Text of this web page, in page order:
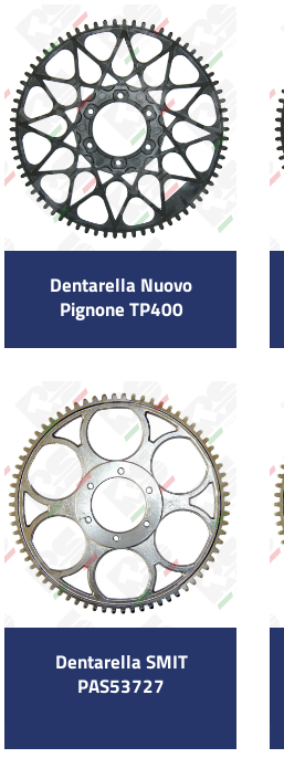
Dentarella Nuovo
Pignone TP400
Dentarella SMIT
PAS53727